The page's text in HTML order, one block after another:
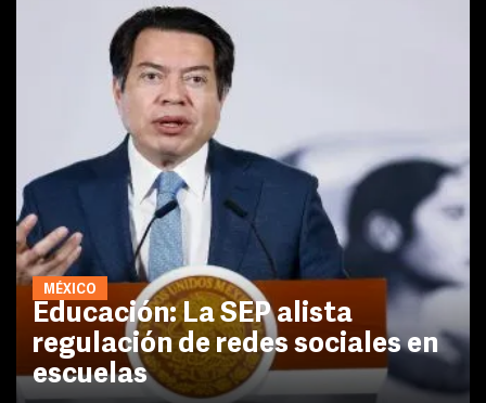
MÉXICO
Educación: La SEP alista
regulación de redes sociales en
escuelas